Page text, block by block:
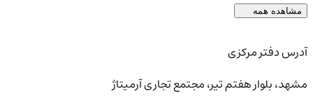
مشاهده همه
آدرس دفتر مرکزی
مشهد، بلوار هفتم تیر، مجتمع تجاری آرمیتاژ